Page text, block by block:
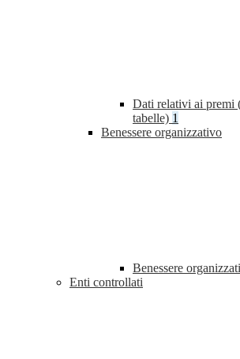
Dati relativi ai premi
tabelle) 1
Benessere organizzativo
Benessere
Enti controllati